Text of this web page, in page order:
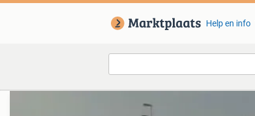
Help en info
Van deze adverteerder